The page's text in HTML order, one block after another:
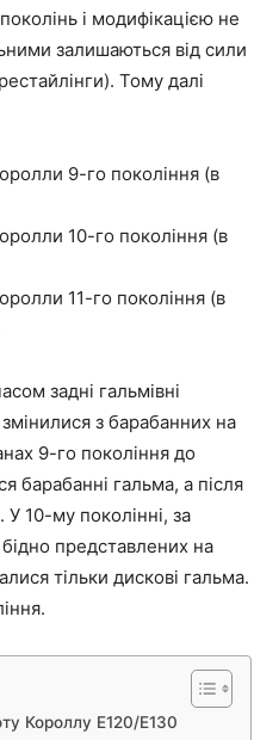
і модифікацією не
залишаються від сили
Тому далі
9-го покоління (в
10-го покоління (в
11-го покоління (в
задні гальмівні
з барабанних на
9-го покоління до
барабанні гальма, а після
10-му поколінні, за
представлених на
тільки дискові гальма.
Короллу E120/E130